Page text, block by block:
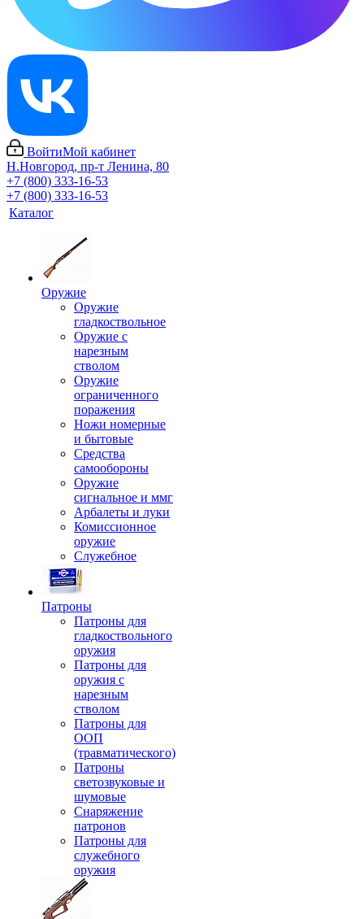
ВойтиМой кабинет
Н.Новгород, пр-т Ленина, 80
+7 (800) 333-16-53
+7 (800) 333-16-53
Каталог
Оружие
Оружие
гладкоствольное
Оружие с
нарезным
стволом
Оружие
ограниченного
поражения
Ножи номерные
и бытовые
Средства
самообороны
Оружие
сигнальное и ммг
Арбалеты и луки
Комиссионное
оружие
Служебное
Патроны
Патроны для
гладкоствольного
оружия
Патроны для
оружия с
нарезным
стволом
Патроны для
ООП
(травматического)
Патроны
светозвуковые и
шумовые
Снаряжение
патронов
Патроны для
служебного
оружия